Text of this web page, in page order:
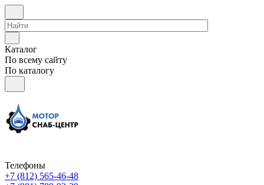
Каталог
По всему сайту
По каталогу
Телефоны
+7 (812) 565-46-48